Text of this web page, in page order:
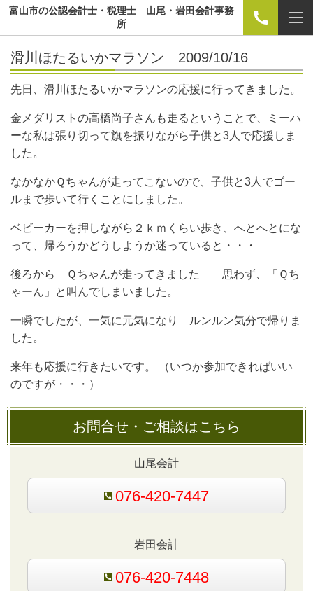
富山市の公認会計士・税理士 山尾・岩田会計事務
所
滑川ほたるいかマラソン 2009/10/16
先日、滑川ほたるいかマラソンの応援に行ってきました。
金メダリストの高橋尚子さんも走るということで、ミーハ
ーな私は張り切って旗を振りながら子供と3人で応援しま
した。
なかなかＱちゃんが走ってこないので、子供と3人でゴー
ルまで歩いて行くことにしました。
ベビーカーを押しながら２ｋｍくらい歩き、へとへとにな
って、帰ろうかどうしようか迷っていると・・・
後ろから Ｑちゃんが走ってきました 思わず、「Ｑち
ゃーん」と叫んでしまいました。
一瞬でしたが、一気に元気になり ルンルン気分で帰りま
した。
来年も応援に行きたいです。 （いつか参加できればいい
のですが・・・）
お問合せ・ご相談はこちら
山尾会計
076-420-7447
岩田会計
076-420-7448